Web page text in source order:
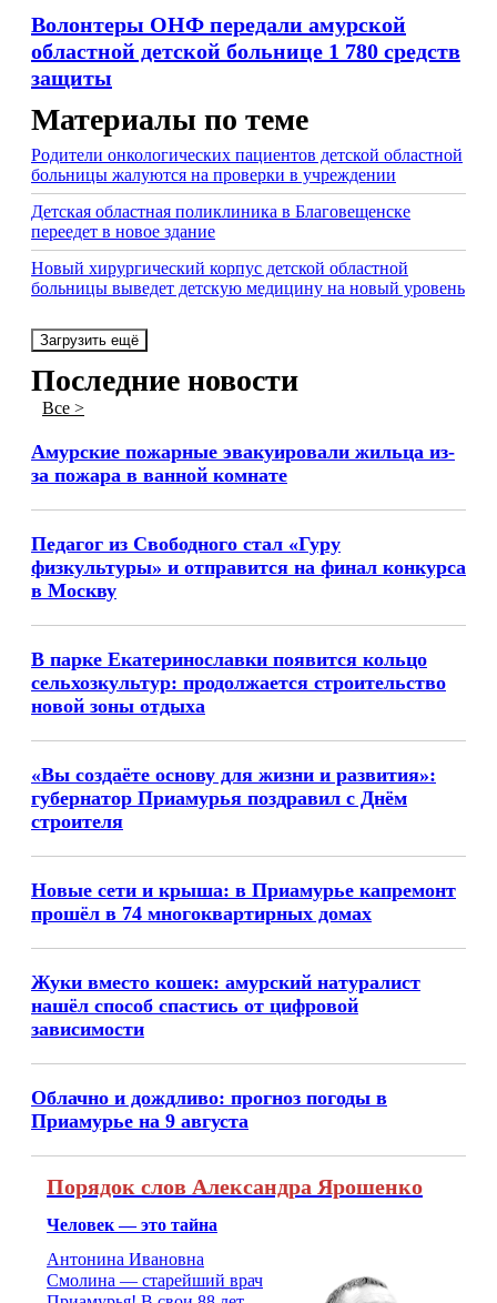
Волонтеры ОНФ передали амурской
областной детской больнице 1 780 средств
защиты
Материалы по теме
Родители онкологических пациентов детской областной
больницы жалуются на проверки в учреждении
Детская областная поликлиника в Благовещенске
переедет в новое здание
Новый хирургический корпус детской областной
больницы выведет детскую медицину на новый уровень
Загрузить ещё
Последние новости
Все >
Амурские пожарные эвакуировали жильца из-
за пожара в ванной комнате
Педагог из Свободного стал «Гуру
физкультуры» и отправится на финал конкурса
в Москву
В парке Екатеринославки появится кольцо
сельхозкультур: продолжается строительство
новой зоны отдыха
«Вы создаёте основу для жизни и развития»:
губернатор Приамурья поздравил с Днём
строителя
Новые сети и крыша: в Приамурье капремонт
прошёл в 74 многоквартирных домах
Жуки вместо кошек: амурский натуралист
нашёл способ спастись от цифровой
зависимости
Облачно и дождливо: прогноз погоды в
Приамурье на 9 августа
Порядок слов Александра Ярошенко
Человек — это тайна
Антонина Ивановна
Смолина — старейший врач